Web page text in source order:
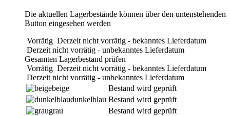
Die aktuellen Lagerbestände können über den untenstehenden
Button eingesehen werden
Vorrätig Derzeit nicht vorrätig - bekanntes Lieferdatum
Derzeit nicht vorrätig - unbekanntes Lieferdatum
Gesamten Lagerbestand prüfen
Vorrätig Derzeit nicht vorrätig - bekanntes Lieferdatum
Derzeit nicht vorrätig - unbekanntes Lieferdatum
beige
Bestand wird geprüft
dunkelblau Bestand wird geprüft
grau
Bestand wird geprüft